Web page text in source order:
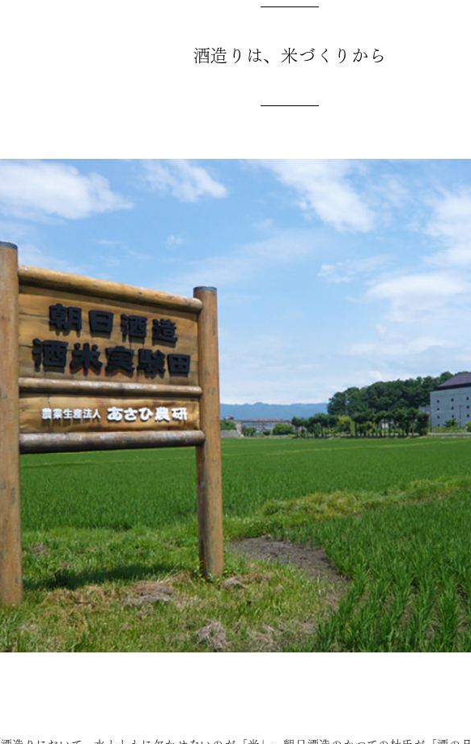
酒造りは、米づくりから